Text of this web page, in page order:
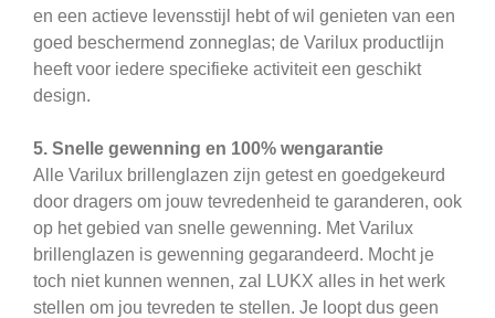
en een actieve levensstijl hebt of wil genieten van een
goed beschermend zonneglas; de Varilux productlijn
heeft voor iedere specifieke activiteit een geschikt
design.
5. Snelle gewenning en 100% wengarantie
Alle Varilux brillenglazen zijn getest en goedgekeurd
door dragers om jouw tevredenheid te garanderen, ook
op het gebied van snelle gewenning. Met Varilux
brillenglazen is gewenning gegarandeerd. Mocht je
toch niet kunnen wennen, zal LUKX alles in het werk
stellen om jou tevreden te stellen. Je loopt dus geen